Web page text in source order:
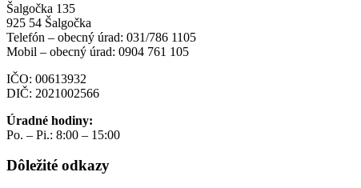
Šalgočka 135
925 54 Šalgočka
Telefón – obecný úrad: 031/786 1105
Mobil – obecný úrad: 0904 761 105
IČO: 00613932
DIČ: 2021002566
Úradné hodiny:
Po. – Pi.: 8:00 – 15:00
Dôležité odkazy